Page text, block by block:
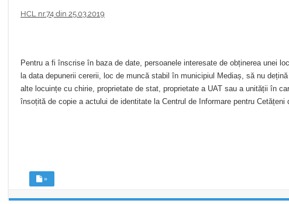
HCL nr.74 din 25.03.2019
Pentru a fi înscrise în baza de date, persoanele interesate de obținerea unei
la data depunerii cererii, loc de muncă stabil în municipiul Mediaș, să nu
alte locuințe cu chirie, proprietate de stat, proprietate a UAT sau a unității în
însoțită de copie a actului de identitate la Centrul de Informare pentru
»